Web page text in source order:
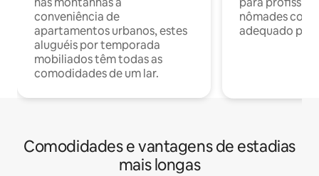
conveniência de
apartamentos urbanos, estes
aluguéis por temporada
mobiliados têm todas as
comodidades de um lar.
nômades com
adequado
Comodidades e vantagens de estadias
mais longas